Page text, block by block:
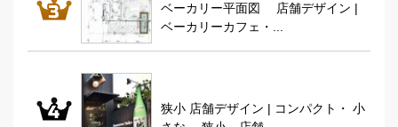
ベーカリー平面図 店舗デザイン |
ベーカリーカフェ・...
狭小 店舗デザイン | コンパクト・ 小